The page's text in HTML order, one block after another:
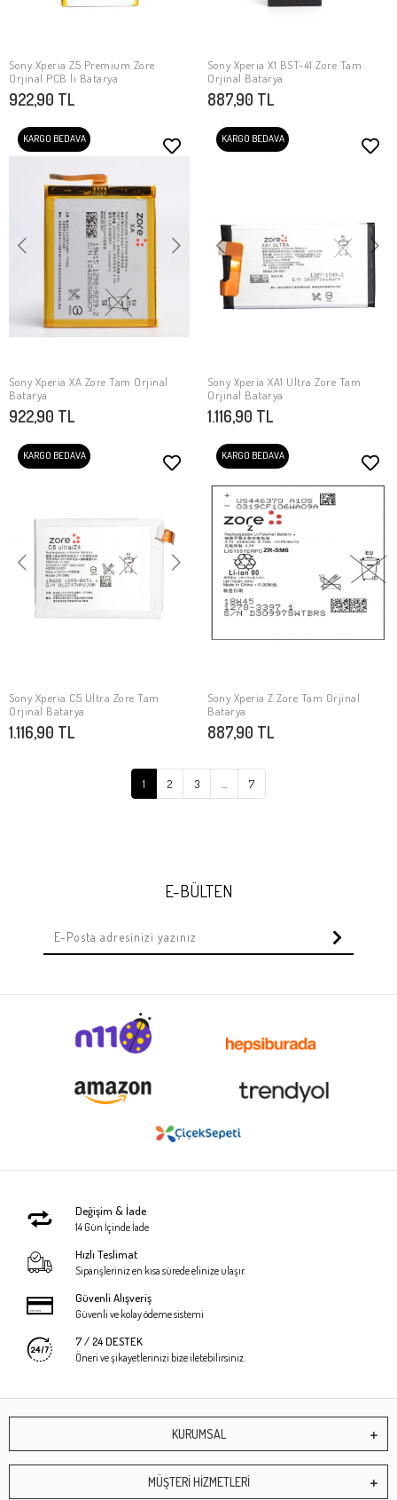
SEPETE EKLE
Sony Xperia Z5 Premium Zore
Orjinal PCB li Batarya
922,90 TL
SEPETE EKLE
Sony Xperia X1 BST-41 Zore Tam
Orjinal Batarya
887,90 TL
KARGO BEDAVA
SEPETE EKLE
Sony Xperia XA Zore Tam Orjinal
Batarya
922,90 TL
KARGO BEDAVA
SEPETE EKLE
Sony Xperia XA1 Ultra Zore Tam
Orjinal Batarya
1.116,90 TL
KARGO BEDAVA
SEPETE EKLE
Sony Xperia C5 Ultra Zore Tam
Orjinal Batarya
1.116,90 TL
KARGO BEDAVA
SEPETE EKLE
Sony Xperia Z Zore Tam Orjinal
Batarya
887,90 TL
1 2 3 ... 7
E-BÜLTEN
Değişim & İade
14 Gün İçinde İade
Hızlı Teslimat
Siparişleriniz en kısa sürede elinize ulaşır.
Güvenli Alışveriş
Güvenli ve kolay ödeme sistemi
7 / 24 DESTEK
Öneri ve şikayetlerinizi bize iletebilirsiniz.
KURUMSAL
MÜŞTERİ HİZMETLERİ